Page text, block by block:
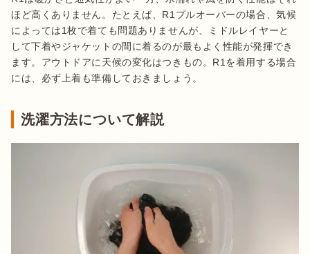
ほど高くありません。たとえば、R1プルオーバーの場合、気候
によっては1枚で着ても問題ありませんが、ミドルレイヤーと
して下着やジャケットの間に着るのが最もよく性能が発揮でき
ます。アウトドアに天候の変化はつきもの。R1を着用する場合
には、必ず上着も準備しておきましょう。
洗濯方法について解説